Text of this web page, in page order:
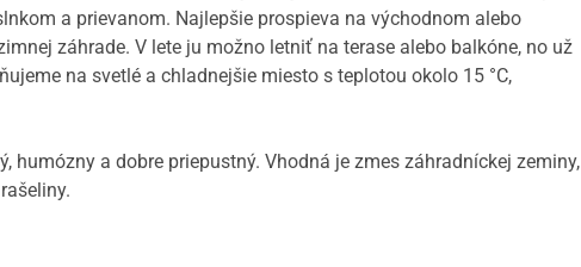
a prievanom. Najlepšie prospieva na východnom alebo
záhrade. V lete ju možno letniť na terase alebo balkóne, no už
na svetlé a chladnejšie miesto s teplotou okolo 15 °C,
humózny a dobre priepustný. Vhodná je zmes záhradníckej zeminy,